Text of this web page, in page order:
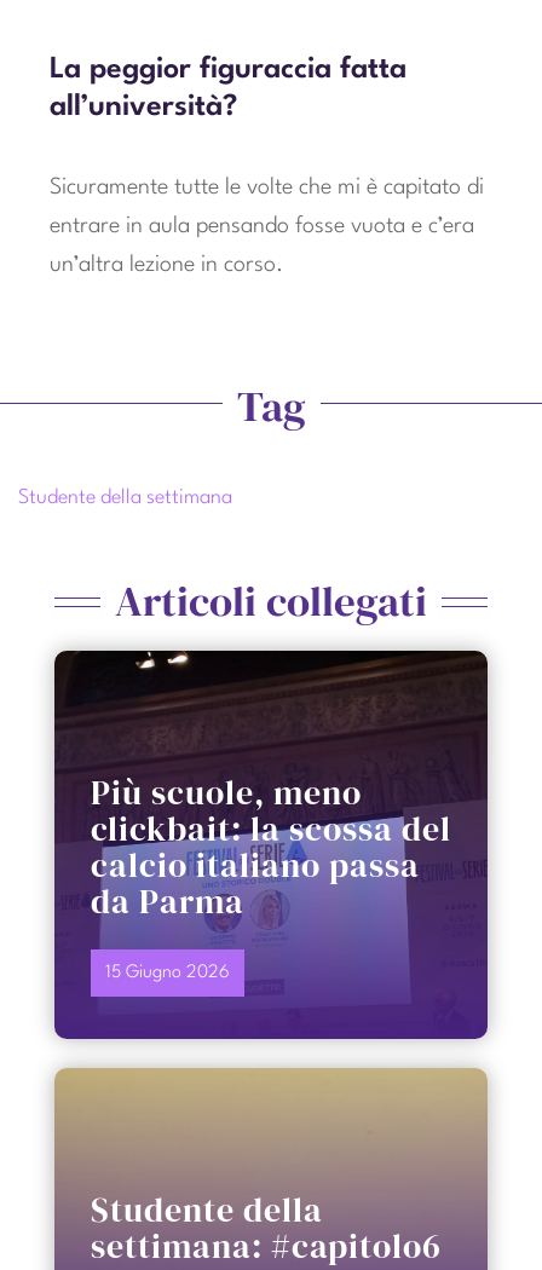
La peggior figuraccia fatta
all’università?
Sicuramente tutte le volte che mi è capitato di
entrare in aula pensando fosse vuota e c’era
un’altra lezione in corso.
Tag
Studente della settimana
Articoli collegati
Più scuole, meno
clickbait: la scossa del
calcio italiano passa
da Parma
15 Giugno 2026
Studente della
settimana: #capitolo6